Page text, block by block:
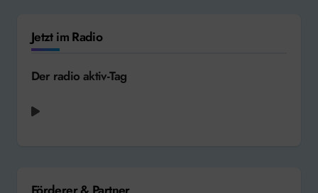
Jetzt im Radio
Der radio aktiv-Tag